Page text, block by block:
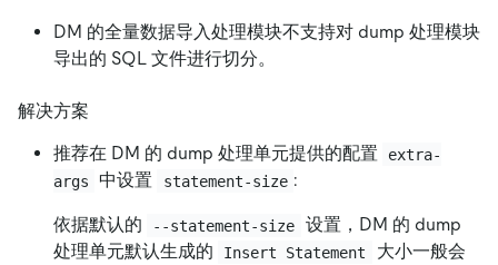
DM 的全量数据导入处理模块不支持对 dump 处理模块
导出的 SQL 文件进行切分。
解决方案
推荐在 DM 的 dump 处理单元提供的配置
extra-
args
中设置 statement-size :
依据默认的 --statement-size
设置，DM 的 dump
处理单元默认生成的
Insert Statement
大小一般会